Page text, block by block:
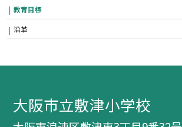
教育目標
沿革
大阪市立敷津小学校